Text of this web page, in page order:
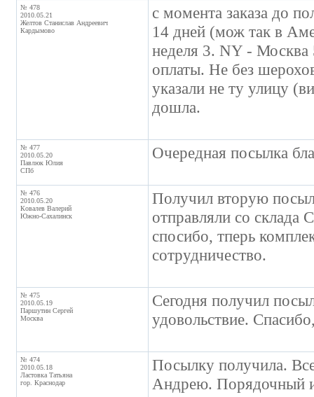
№ 478
2010.05.21
Желтов Станислав Андреевич
Кардымово
с момента заказа до
14 дней (мож так в
неделя 3. NY - Москва
оплаты. Не без
указали не ту улицу
дошла.
№ 477
2010.05.20
Павлюк Юлия
СПб
Очередная посылка
№ 476
2010.05.20
Ковалев Валерий
Южно-Сахалинск
Получил вторую
отправляли со
спосибо, тперь
сотрудничество.
№ 475
2010.05.19
Паршутин Сергей
Москва
Сегодня получил
удовольствие.
№ 474
2010.05.18
Ластовка Татьяна
гор. Краснодар
Посылку получила.
Андрею. Порядочный